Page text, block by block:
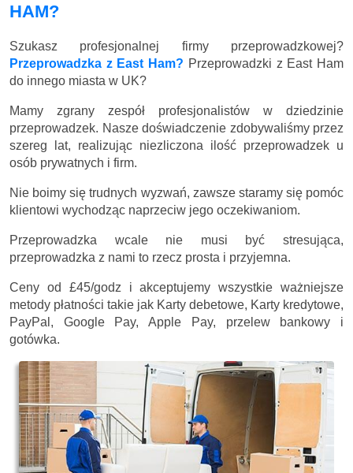
HAM?
Szukasz profesjonalnej firmy przeprowadzkowej?
Przeprowadzka z East Ham? Przeprowadzki z East Ham
do innego miasta w UK?
Mamy zgrany zespół profesjonalistów w dziedzinie
przeprowadzek. Nasze doświadczenie zdobywaliśmy przez
szereg lat, realizując niezliczona ilość przeprowadzek u
osób prywatnych i firm.
Nie boimy się trudnych wyzwań, zawsze staramy się pomóc
klientowi wychodząc naprzeciw jego oczekiwaniom.
Przeprowadzka wcale nie musi być stresująca,
przeprowadzka z nami to rzecz prosta i przyjemna.
Ceny od £45/godz i akceptujemy wszystkie ważniejsze
metody płatności takie jak Karty debetowe, Karty kredytowe,
PayPal, Google Pay, Apple Pay, przelew bankowy i
gotówka.